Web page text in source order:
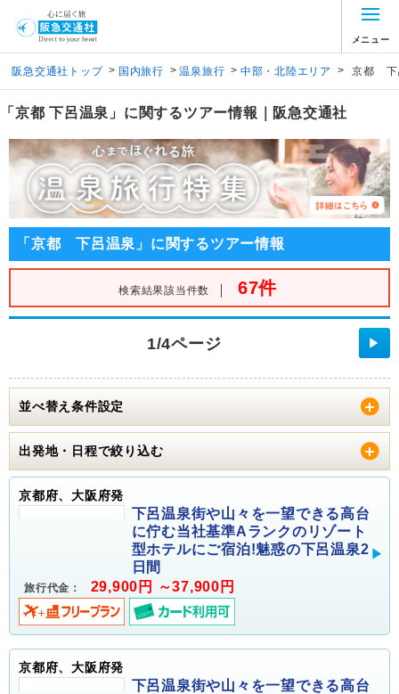
メニュー
阪急交通社トップ > 国内旅行 > 温泉旅行 > 中部・北陸エリア > 京都 下
「京都 下呂温泉」に関するツアー情報｜阪急交通社
「京都 下呂温泉」に関するツアー情報
検索結果該当件数 ｜ 67件
1/4ページ ▶
並べ替え条件設定
出発地・日程で絞り込む
京都府、大阪府発
下呂温泉街や山々を一望できる高台
に佇む当社基準Aランクのリゾート
型ホテルにご宿泊!魅惑の下呂温泉2
日間
旅行代金： 29,900円 ～37,900円
京都府、大阪府発
下呂温泉街や山々を一望できる高台